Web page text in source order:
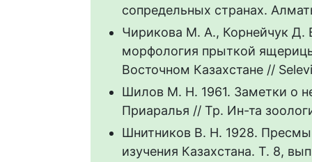
сопредельных странах.
Чирикова М. А., Корнейчук Д.
морфология прыткой
Восточном Казахстане //
Шилов М. Н. 1961. Заметки о
Приаралья // Тр. Ин-та
Шнитников В. Н. 1928.
изучения Казахстана. Т. 8,